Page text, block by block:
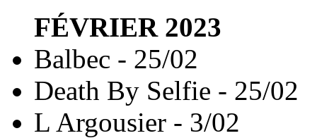
FÉVRIER2023
Balbec - 25/02
Death By Selfie - 25/02
L Argousier - 3/02